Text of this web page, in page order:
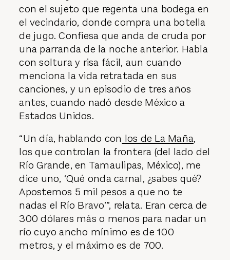
con el sujeto que regenta una bodega en
el vecindario, donde compra una botella
de jugo. Confiesa que anda de cruda por
una parranda de la noche anterior. Habla
con soltura y risa fácil, aun cuando
menciona la vida retratada en sus
canciones, y un episodio de tres años
antes, cuando nadó desde México a
Estados Unidos.
“Un día, hablando con los de La Maña,
los que controlan la frontera (del lado del
Río Grande, en Tamaulipas, México), me
dice uno, ‘Qué onda carnal, ¿sabes qué?
Apostemos 5 mil pesos a que no te
nadas el Río Bravo’”, relata. Eran cerca de
300 dólares más o menos para nadar un
río cuyo ancho mínimo es de 100
metros, y el máximo es de 700.